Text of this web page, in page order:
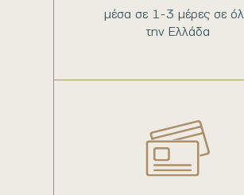
μέσα σε 1-3 μέρες σε
την Ελλάδα